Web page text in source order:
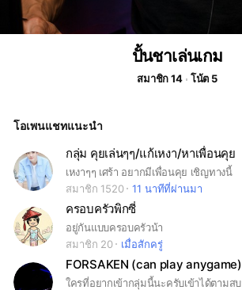
ปั้นชาเล่นเกม
สมาชิก 14 โน้ต 5
โอเพนแชทแนะนำ
กลุ่ม คุยเล่นๆๆ/แก้เหงา/หาเพื่อนคุย
เหงาๆๆ เศร้า อยากมีเพื่อนคุย เชิญทางนี้
สมาชิก 1520
11 นาทีที่ผ่านมา
ครอบครัวพิกซี่
อยู่กันแบบครอบครัวน้า
สมาชิก 20
เมื่อสักครู่
FORSAKEN (can play anygame)